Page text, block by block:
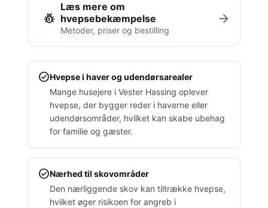
pest_control
Læs mere om
hvepsebekæmpelse
Metoder, priser og bestilling
arrow_forward
check_circleHvepse i haver og udendørsarealer
Mange husejere i Vester Hassing oplever
hvepse, der bygger reder i haverne eller
udendørsområder, hvilket kan skabe ubehag
for familie og gæster.
check_circleNærhed til skovområder
Den nærliggende skov kan tiltrække hvepse,
hvilket øger risikoen for angreb i